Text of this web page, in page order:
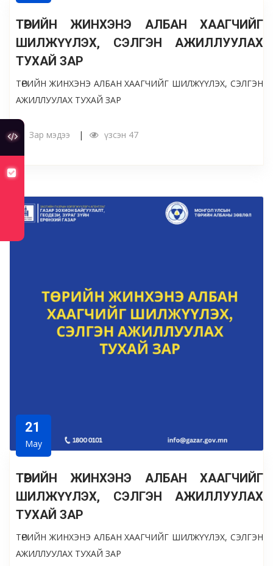
ТӨРИЙН ЖИНХЭНЭ АЛБАН ХААГЧИЙГ
ШИЛЖҮҮЛЭХ, СЭЛГЭН АЖИЛЛУУЛАХ
ТУХАЙ ЗАР
ТӨРИЙН ЖИНХЭНЭ АЛБАН ХААГЧИЙГ ШИЛЖҮҮЛЭХ, СЭЛГЭН
АЖИЛЛУУЛАХ ТУХАЙ ЗАР
Зар мэдээ үзсэн 47
21
May
ТӨРИЙН ЖИНХЭНЭ АЛБАН ХААГЧИЙГ
ШИЛЖҮҮЛЭХ, СЭЛГЭН АЖИЛЛУУЛАХ
ТУХАЙ ЗАР
ТӨРИЙН ЖИНХЭНЭ АЛБАН ХААГЧИЙГ ШИЛЖҮҮЛЭХ, СЭЛГЭН
АЖИЛЛУУЛАХ ТУХАЙ ЗАР
туслах холбоос